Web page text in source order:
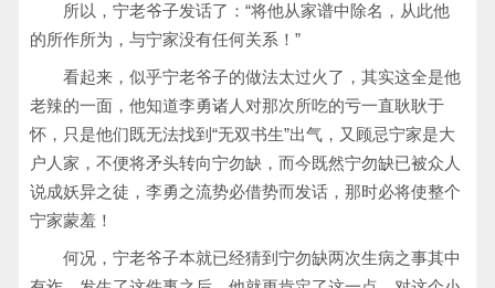
所以，宁老爷子发话了：“将他从家谱中除名，从此他
的所作所为，与宁家没有任何关系！”
看起来，似乎宁老爷子的做法太过火了，其实这全是他
老辣的一面，他知道李勇诸人对那次所吃的亏一直耿耿于
怀，只是他们既无法找到“无双书生”出气，又顾忌宁家是大
户人家，不便将矛头转向宁勿缺，而今既然宁勿缺已被众人
说成妖异之徒，李勇之流势必借势而发话，那时必将使整个
宁家蒙羞！
何况，宁老爷子本就已经猜到宁勿缺两次生病之事其中